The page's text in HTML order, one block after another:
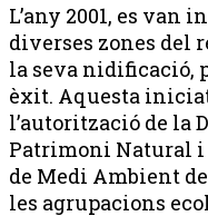
L’any 2001, es van
diverses zones del
la seva nidificació,
èxit. Aquesta
l’autorització de la
Patrimoni Natural
de Medi Ambient
les agrupacions